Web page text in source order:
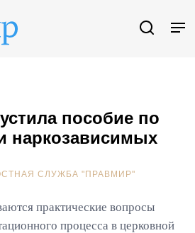
пособие по
наркозависимых
СЛУЖБА "ПРАВМИР"
практические вопросы
процесса в церковной